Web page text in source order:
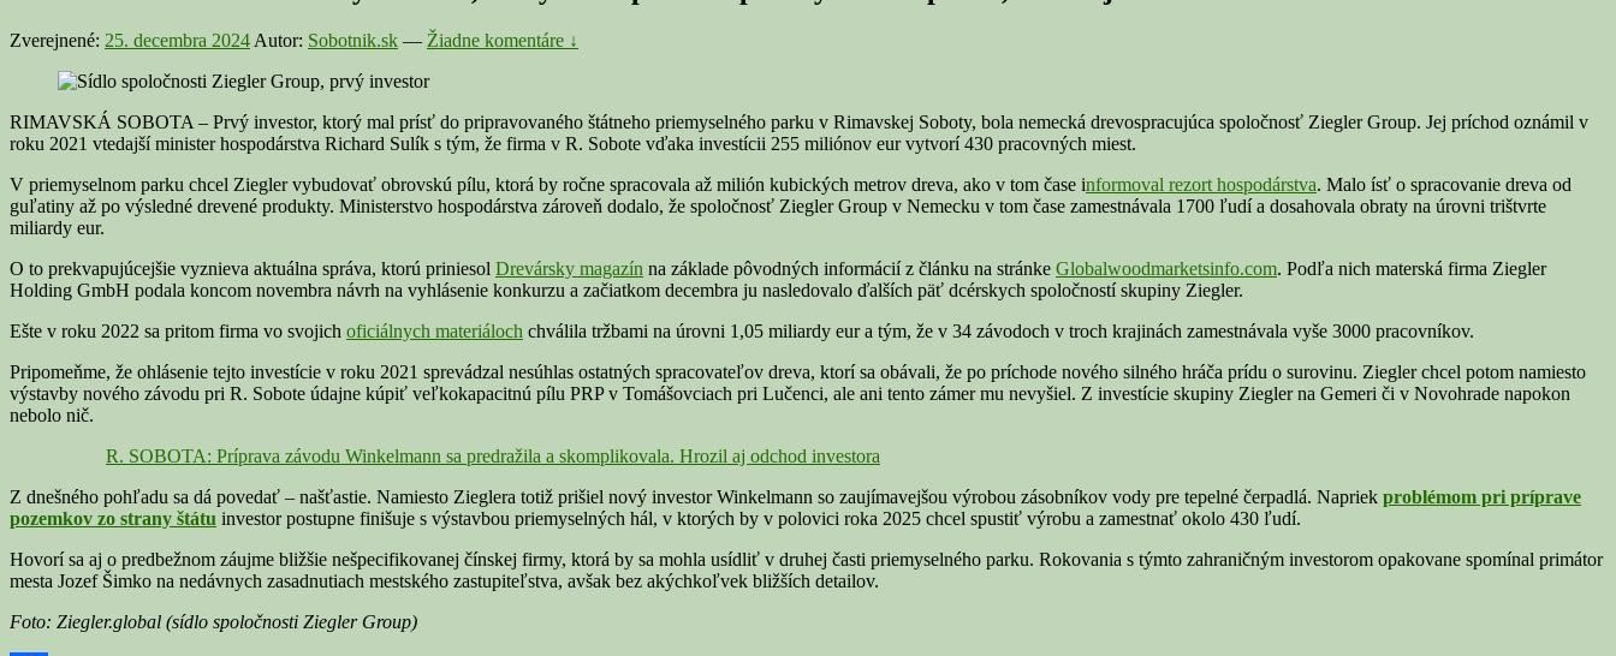
Zverejnené: 25. decembra 2024 Autor: Sobotnik.sk — Žiadne komentáre ↓
RIMAVSKÁ SOBOTA – Prvý investor, ktorý mal prísť do pripravovaného štátneho priemyselného parku v Rimavskej Soboty, bola nemecká drevospracujúca spoločnosť Ziegler Group. Jej príchod oznámil v
roku 2021 vtedajší minister hospodárstva Richard Sulík s tým, že firma v R. Sobote vďaka investícii 255 miliónov eur vytvorí 430 pracovných miest.
V priemyselnom parku chcel Ziegler vybudovať obrovskú pílu, ktorá by ročne spracovala až milión kubických metrov dreva, ako v tom čase informoval rezort hospodárstva. Malo ísť o spracovanie dreva od
guľatiny až po výsledné drevené produkty. Ministerstvo hospodárstva zároveň dodalo, že spoločnosť Ziegler Group v Nemecku v tom čase zamestnávala 1700 ľudí a dosahovala obraty na úrovni trištvrte
miliardy eur.
O to prekvapujúcejšie vyznieva aktuálna správa, ktorú priniesol Drevársky magazín na základe pôvodných informácií z článku na stránke Globalwoodmarketsinfo.com. Podľa nich materská firma Ziegler
Holding GmbH podala koncom novembra návrh na vyhlásenie konkurzu a začiatkom decembra ju nasledovalo ďalších päť dcérskych spoločností skupiny Ziegler.
Ešte v roku 2022 sa pritom firma vo svojich oficiálnych materiáloch chválila tržbami na úrovni 1,05 miliardy eur a tým, že v 34 závodoch v troch krajinách zamestnávala vyše 3000 pracovníkov.
Pripomeňme, že ohlásenie tejto investície v roku 2021 sprevádzal nesúhlas ostatných spracovateľov dreva, ktorí sa obávali, že po príchode nového silného hráča prídu o surovinu. Ziegler chcel potom namiesto
výstavby nového závodu pri R. Sobote údajne kúpiť veľkokapacitnú pílu PRP v Tomášovciach pri Lučenci, ale ani tento zámer mu nevyšiel. Z investície skupiny Ziegler na Gemeri či v Novohrade napokon
nebolo nič.
R. SOBOTA: Príprava závodu Winkelmann sa predražila a skomplikovala. Hrozil aj odchod investora
Z dnešného pohľadu sa dá povedať – našťastie. Namiesto Zieglera totiž prišiel nový investor Winkelmann so zaujímavejšou výrobou zásobníkov vody pre tepelné čerpadlá. Napriek problémom pri príprave
pozemkov zo strany štátu investor postupne finišuje s výstavbou priemyselných hál, v ktorých by v polovici roka 2025 chcel spustiť výrobu a zamestnať okolo 430 ľudí.
Hovorí sa aj o predbežnom záujme bližšie nešpecifikovanej čínskej firmy, ktorá by sa mohla usídliť v druhej časti priemyselného parku. Rokovania s týmto zahraničným investorom opakovane spomínal primátor
mesta Jozef Šimko na nedávnych zasadnutiach mestského zastupiteľstva, avšak bez akýchkoľvek bližších detailov.
Foto: Ziegler.global (sídlo spoločnosti Ziegler Group)